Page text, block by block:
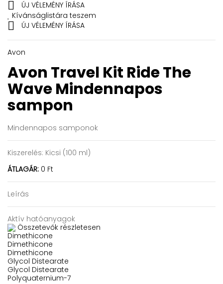

ÚJ VÉLEMÉNY ÍRÁSA
Kívánságlistára teszem
 ÚJ VÉLEMÉNY ÍRÁSA
Avon
Avon Travel Kit Ride The
WaveMindennapos
sampon
Mindennapos samponok
Kiszerelés: Kicsi (100 ml)
ÁTLAGÁR: 0 Ft
Leírás
Aktív hatóanyagok
Összetevők részletesen
Dimethicone
Dimethicone
Dimethicone
Glycol Distearate
Glycol Distearate
Polyquaternium-7